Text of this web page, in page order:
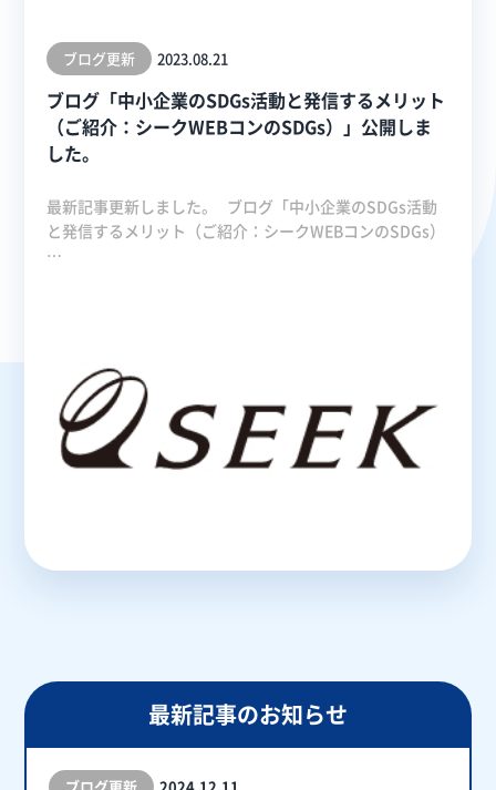
ブログ更新 2023.08.21
ブログ「中小企業のSDGs活動と発信するメリット
（ご紹介：シークWEBコンのSDGs）」公開しま
した。
最新記事更新しました。 ブログ「中小企業のSDGs活動
と発信するメリット（ご紹介：シークWEBコンのSDGs）
…
最新記事のお知らせ